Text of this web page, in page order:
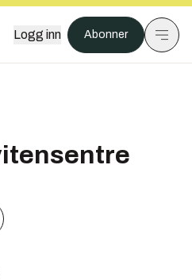
Logg inn Abonner